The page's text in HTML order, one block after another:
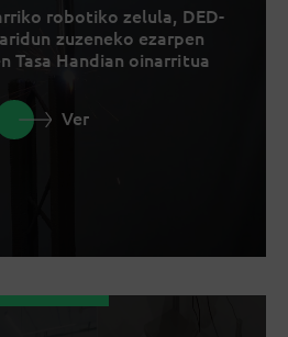
robotiko zelula, DED-
zuzeneko ezarpen
Tasa Handian oinarritua
Ver